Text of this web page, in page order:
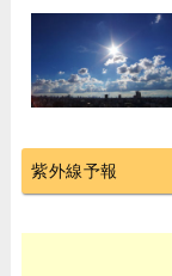
紫外線予報